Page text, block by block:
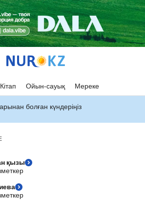
Кітап Ойын-сауық Мереке
болған күндеріңіз
қызы